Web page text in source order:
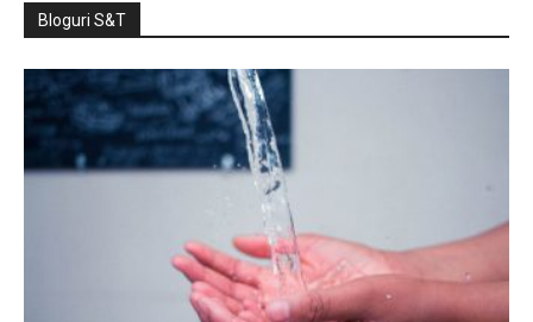
Bloguri S&T